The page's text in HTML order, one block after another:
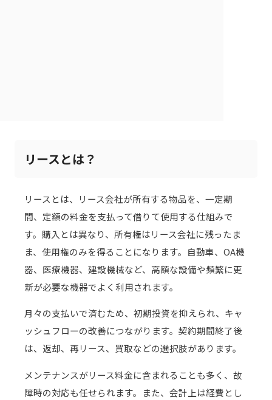
リースとは？
リースとは、リース会社が所有する物品を、一定期
間、定額の料金を支払って借りて使用する仕組みで
す。購入とは異なり、所有権はリース会社に残ったま
ま、使用権のみを得ることになります。自動車、OA機
器、医療機器、建設機械など、高額な設備や頻繁に更
新が必要な機器でよく利用されます。
月々の支払いで済むため、初期投資を抑えられ、キャ
ッシュフローの改善につながります。契約期間終了後
は、返却、再リース、買取などの選択肢があります。
メンテナンスがリース料金に含まれることも多く、故
障時の対応も任せられます。また、会計上は経費とし